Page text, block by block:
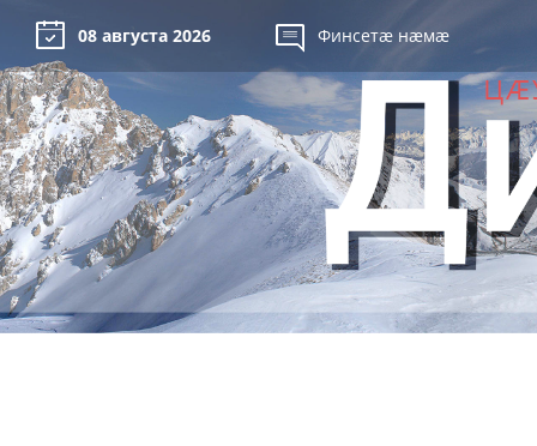
08 августа 2026 Финсетæ нæмæ